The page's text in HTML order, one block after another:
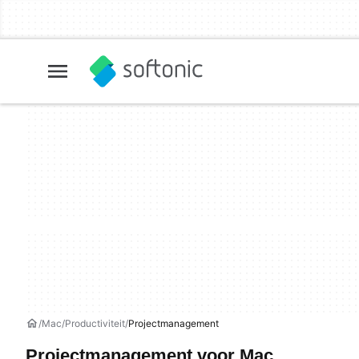
Mac Productiviteit Projectmanagement